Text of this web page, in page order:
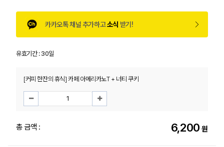
카카오톡 채널 추가하고소식 받기!
유효기간 :30일
[커피 한잔의 휴식] 카페 아메리카노T + 너티 쿠키
총 금액 : 6,200 원